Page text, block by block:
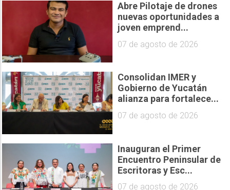
Abre Pilotaje de drones
nuevas oportunidades a
joven emprend...
07 de agosto de 2026
Consolidan IMER y
Gobierno de Yucatán
alianza para fortalece...
07 de agosto de 2026
Inauguran el Primer
Encuentro Peninsular de
Escritoras y Esc...
07 de agosto de 2026